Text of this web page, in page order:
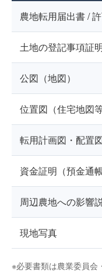
農地転用届出書 /
土地の登記事項証
公図（地図）
位置図（住宅地図等
転用計画図・配置
資金証明（預金通帳
周辺農地への影響
現地写真
※必要書類は農業委員会